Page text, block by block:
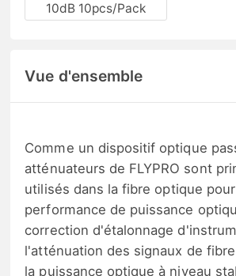
10dB 10pcs/Pack
Vue d'ensemble
Comme un dispositif optique
atténuateurs de FLYPRO sont
utilisés dans la fibre optique
performance de puissance
correction d'étalonnage
l'atténuation des signaux de
la puissance optique à niveau